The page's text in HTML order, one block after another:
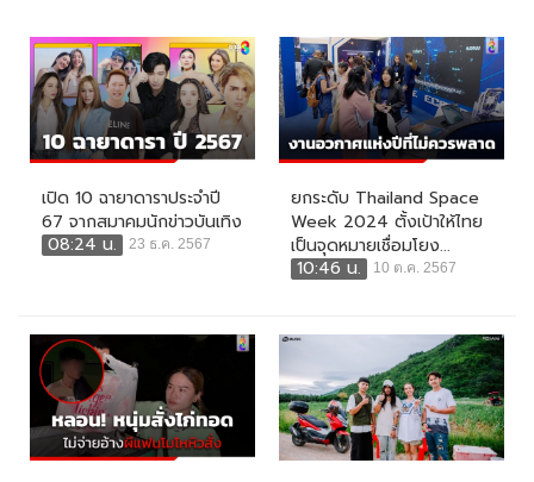
เปิด 10 ฉายาดาราประจำปี
67 จากสมาคมนักข่าวบันเทิง
08:24 น.
23 ธ.ค. 2567
ยกระดับ Thailand Space
Week 2024 ตั้งเป้าให้ไทย
เป็นจุดหมายเชื่อมโยง...
10:46 น.
10 ต.ค. 2567